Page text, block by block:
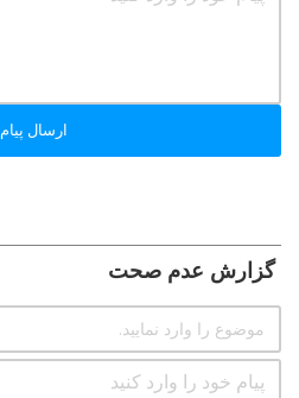
ارسال پیام
گزارش عدم صحت